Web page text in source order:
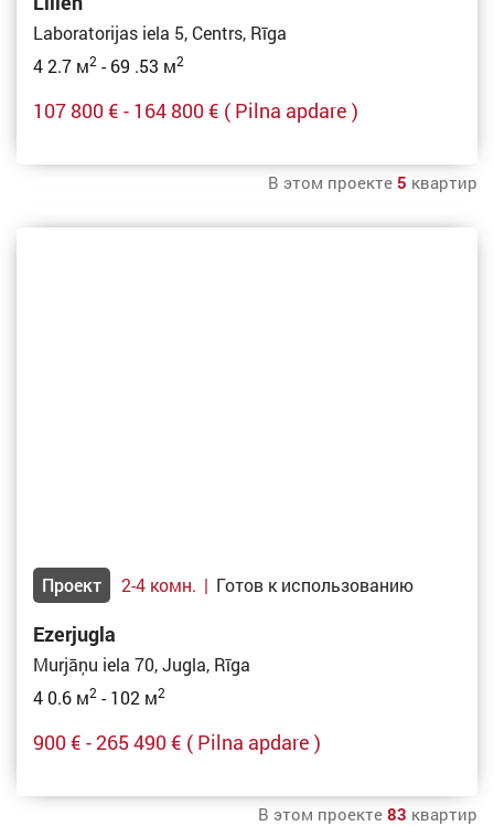
Laboratorijas iela 5, Centrs, Rīga
4 2.7 м2 - 69 .53 м2
107 800 € - 164 800 € ( Pilna apdare )
В этом проекте 5 квартир
Проект 2-4 комн. | Готов к использованию
Ezerjugla
Murjāņu iela 70, Jugla, Rīga
4 0.6 м2 - 102 м2
900 € - 265 490 € ( Pilna apdare )
В этом проекте 83 квартир